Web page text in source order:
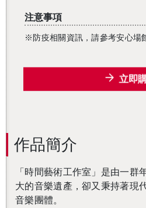
注意事項
※防疫相關資訊，請參考安心場
立即
作品簡介
「時間藝術工作室」是由一群
大的音樂遺產，卻又秉持著現
音樂團體。